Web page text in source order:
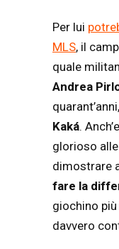
Per lui
MLS, il
quale
Andrea
quarant’anni,
Kaká.
glorioso
dimostrare
fare la
giochino
davvero